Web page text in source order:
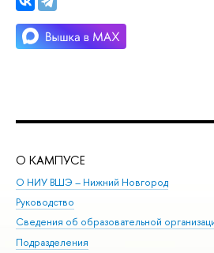
О КАМПУСЕ
О НИУ ВШЭ – Нижний Новгород
Руководство
Сведения об образовательной
Подразделения